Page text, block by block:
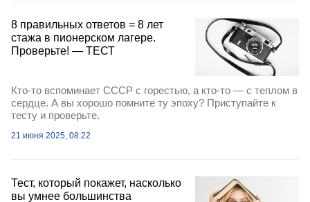
8 правильных ответов = 8 лет
стажа в пионерском лагере.
Проверьте! — ТЕСТ
Кто-то вспоминает СССР с горестью, а кто-то — с теплом в
сердце. А вы хорошо помните ту эпоху? Приступайте к
тесту и проверьте.
21 июня 2025, 08:22
Тест, который покажет, насколько
вы умнее большинства